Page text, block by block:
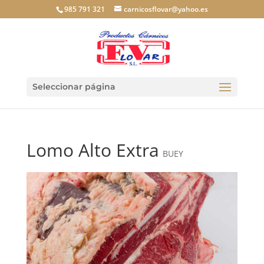
985 791 321 carnicosflovar@yahoo.es
Seleccionar página
Lomo Alto Extra BUEY